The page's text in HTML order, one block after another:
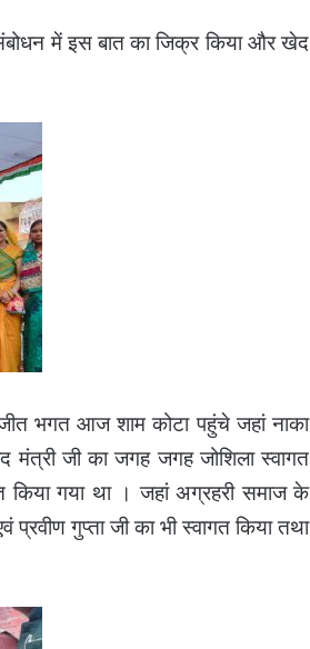
में इस बात का जिक्र किया और खेद
भगत आज शाम कोटा पहुंचे जहां नाका
जी का जगह जगह जोशिला स्वागत
किया गया था । जहां अग्रहरी समाज के
गुप्ता जी का भी स्वागत किया तथा